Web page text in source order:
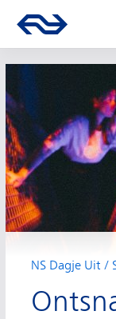
Ga naar de
NS Dagje Uit